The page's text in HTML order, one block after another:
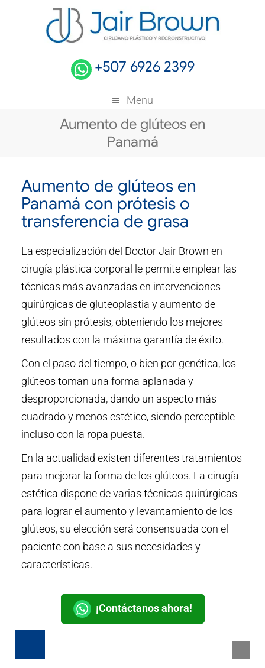
+507 6926 2399
Menu
Aumento de glúteos en
Panamá
Aumento de glúteos en
Panamá con prótesis o
transferencia de grasa
La especialización del Doctor Jair Brown en
cirugía plástica corporal le permite emplear las
técnicas más avanzadas en intervenciones
quirúrgicas de gluteoplastia y aumento de
glúteos sin prótesis, obteniendo los mejores
resultados con la máxima garantía de éxito.
Con el paso del tiempo, o bien por genética, los
glúteos toman una forma aplanada y
desproporcionada, dando un aspecto más
cuadrado y menos estético, siendo perceptible
incluso con la ropa puesta.
En la actualidad existen diferentes tratamientos
para mejorar la forma de los glúteos. La cirugía
estética dispone de varias técnicas quirúrgicas
para lograr el aumento y levantamiento de los
glúteos, su elección será consensuada con el
paciente con base a sus necesidades y
características.
¡Contáctanos ahora!